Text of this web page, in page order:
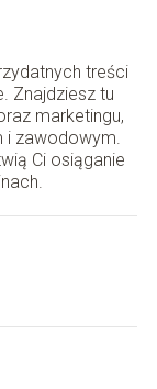
treści
Znajdziesz tu
marketingu,
i zawodowym.
Ci osiąganie